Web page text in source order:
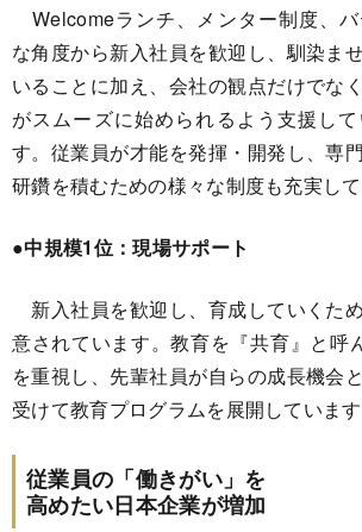
Welcomeランチ、メンター制度、
な角度から新入社員を歓迎し、馴染ま
いることに加え、会社の観点だけでな
がスムーズに始められるよう支援し
す。従業員が才能を発揮・開発し、専
研鑽を積むための様々な制度も充実して
●中規模1位：現場サポート
新入社員を歓迎し、育成していくた
意されています。教育を『共育』と呼
を重視し、先輩社員が自らの成長機会
受けて教育プログラムを展開しています
従業員の「働きがい」を
高めたい日本企業が増加